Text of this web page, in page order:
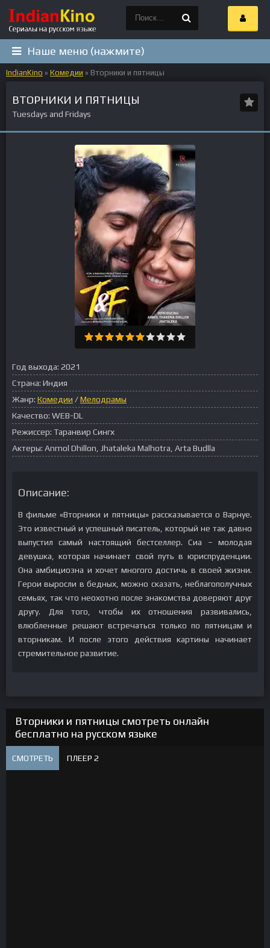
Наше меню (нажмите)
IndianKino » Комедии » Вторники и пятницы
ВТОРНИКИ И ПЯТНИЦЫ
Tuesdays and Fridays
Год выхода: 2021
Страна: Индия
Жанр: Комедии /Мелодрамы
Качество: WEB-DL
Режиссер: Таранвир Сингх
Актеры: Anmol Dhillon, Jhataleka Malhotra, Arta Budlla
Описание:
В фильме «Вторники и пятницы» рассказывается о Варнуе.
Это известный и успешный писатель, который не так давно
выпустил самый настоящий бестселлер. Сиа – молодая
девушка, которая начинает свой путь в юриспруденции.
Она амбициозна и хочет многого достичь в своей жизни.
Герои выросли в бедных, можно сказать, неблагополучных
семьях, так что неохотно после знакомства доверяют друг
другу. Для того, чтобы их отношения развивались,
влюбленные решают встречаться только по пятницам и
вторникам. И после этого действия картины начинает
стремительное развитие.
Вторники и пятницы смотреть онлайн
бесплатно на русском языке
СМОТРЕТЬ ПЛЕЕР 2